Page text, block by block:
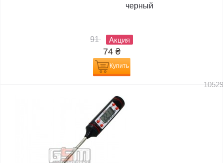
черный
91 Акция
74 ₴
Купить